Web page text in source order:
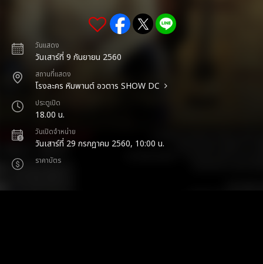
วันแสดง
วันเสาร์ที่ 9 กันยายน 2560
สถานที่แสดง
โรงละคร หิมพานต์ อวตาร SHOW DC
ประตูเปิด
18.00 น.
วันเปิดจำหน่าย
วันเสาร์ที่ 29 กรกฎาคม 2560, 10:00 น.
ราคาบัตร